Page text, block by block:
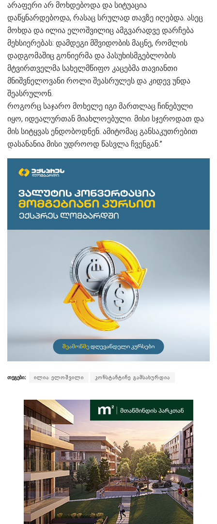
არაფერი არ მოხდებოდა და სიტუაცია
დაწყნარდებოდა, რასაც სრულად თავზე იღებდა. ასეც
მოხდა და ილია ელოშვილიც ამგვარადვე დარჩება
მეხსიერებას: დამდეგი მშვიდობის მაცნე, რომლის
დადგომაშიც გონიერმა და პასუხისმგებლობის
მტვირთველმა სახელმწიფო კაცებმა თავიანთი
მნიშვნელოვანი როლი შეასრულეს და კიდევ უნდა
შეასრულონ.
როგორც საჯარო მოხელე იგი მართლაც ჩინებული
იყო, იდეალურთან მიახლოებული. მისი სჯეროდათ და
მის სიტყვას ენდობოდნენ. ამიტომაც განსაკუთრებით
დასანანია მისი უდროოდ წასვლა ჩვენგან.”
თეგები: ილია ელოშვილი კონსტანტინე გამსახურდია